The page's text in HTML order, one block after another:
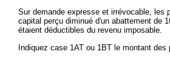
Sur demande expresse et irrévocable, les
capital perçu diminué d'un abattement de
étaient déductibles du revenu imposable.
Indiquez case 1AT ou 1BT le montant